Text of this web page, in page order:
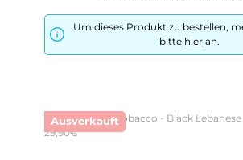
Um dieses Produkt zu bestellen,
bitte hier an.
Ausverkauft